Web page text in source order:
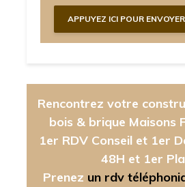
Rencontrez votre
bois & brique Maisons
1er RDV Conseil et 1er
48H et 1er
Prenez un rdv